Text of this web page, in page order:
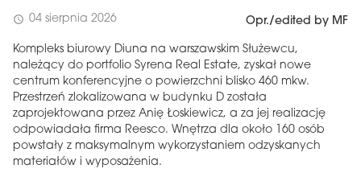
schedule 04 sierpnia 2026 Opr./edited by MF
Kompleks biurowy Diuna na warszawskim Służewcu,
należący do portfolio Syrena Real Estate, zyskał nowe
centrum konferencyjne o powierzchni blisko 460 mkw.
Przestrzeń zlokalizowana w budynku D została
zaprojektowana przez Anię Łoskiewicz, a za jej realizację
odpowiadała firma Reesco. Wnętrza dla około 160 osób
powstały z maksymalnym wykorzystaniem odzyskanych
materiałów i wyposażenia.